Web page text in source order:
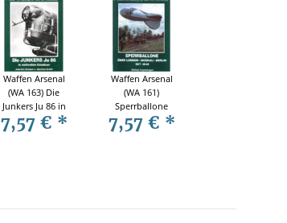
Waffen Arsenal
(WA 163) Die
Junkers Ju 86 in
weltweiten
Einsätzen
7,57 € *
Waffen Arsenal
(WA 161)
Sperrballone
über London -
Moskau - Berlin
7,57 € *